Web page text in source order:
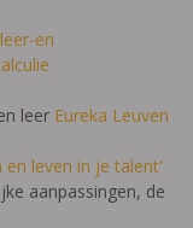
en
leer Eureka Leuven
en leven in je talent'
aanpassingen, de